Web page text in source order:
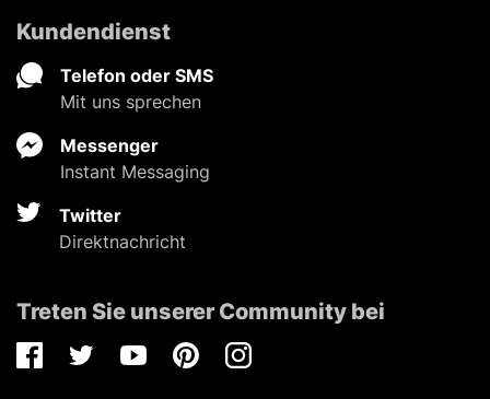
Kundendienst
Telefon oder SMS
Mit uns sprechen
Messenger
Instant Messaging
Twitter
Direktnachricht
Treten Sie unserer Community bei
FacebookTwitterYoutubePinterestInstagram